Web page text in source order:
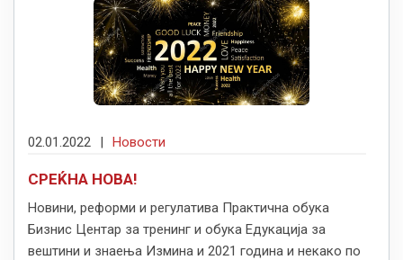
02.01.2022 | Новости
СРЕЌНА НОВА!
Новини, реформи и регулатива Практична обука
Бизнис Центар за тренинг и обука Едукација за
вештини и знаења Измина и 2021 година и некако по